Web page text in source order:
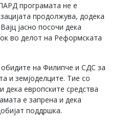
програмата не е
продолжува, додека
јасно посочи дека
во делот на Реформската
на Филипче и СДС за
и земјоделците. Тие со
дека европските средства
е запрена и дека
поддршка.